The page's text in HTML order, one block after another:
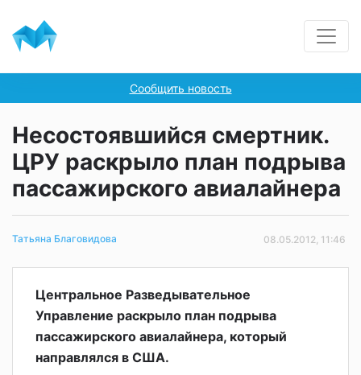
Сообщить новость
Несостоявшийся смертник.
ЦРУ раскрыло план подрыва
пассажирского авиалайнера
Татьяна Благовидова 08.05.2012, 11:46
Центральное Разведывательное
Управление раскрыло план подрыва
пассажирского авиалайнера, который
направлялся в США.